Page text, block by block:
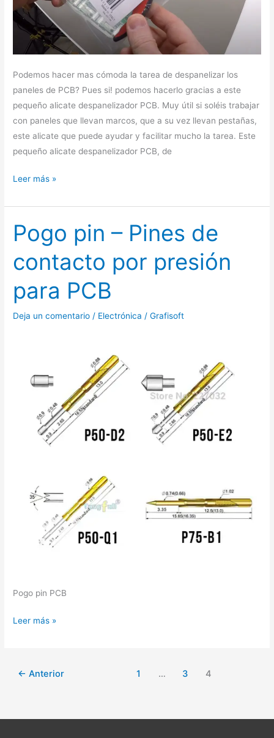
Podemos hacer mas cómoda la tarea de despanelizar los
paneles de PCB? Pues si! podemos hacerlo gracias a este
pequeño alicate despanelizador PCB. Muy útil si soléis trabajar
con paneles que llevan marcos, que a su vez llevan pestañas,
este alicate que puede ayudar y facilitar mucho la tarea. Este
pequeño alicate despanelizador PCB, de
Leer más »
Pogo pin – Pines de
contacto por presión
para PCB
Deja un comentario / Electrónica /Grafisoft
Pogo pin PCB
Pogo
pin
–
Pines
de
contacto
por
Leer más »
← Anterior 1 … 3 4